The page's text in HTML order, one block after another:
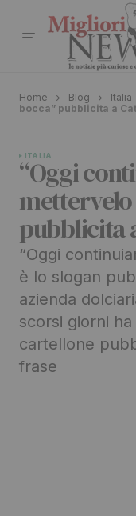
Home Blog Italia
bocca” pubblicita a
ITALIA
“Oggi
pubblicita
“Oggi
è lo slogan
azienda
scorsi giorni
cartellone
frase